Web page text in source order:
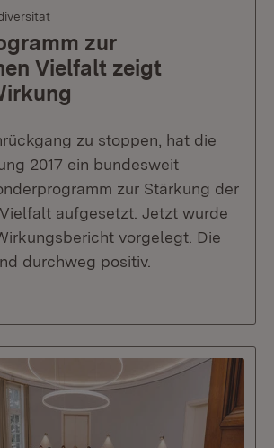
zur
Vielfalt zeigt
zu stoppen, hat die
2017 ein bundesweit
zur Stärkung der
aufgesetzt. Jetzt wurde
vorgelegt. Die
durchweg positiv.